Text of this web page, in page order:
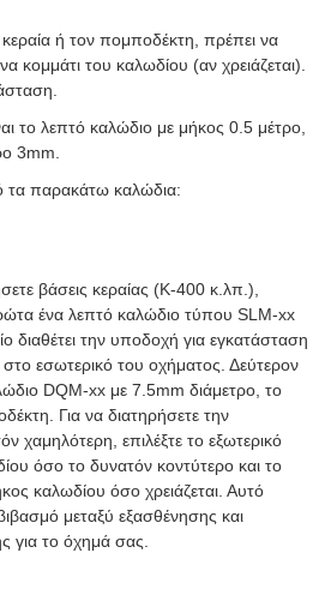
ή τον πομποδέκτη, πρέπει να
κομμάτι του καλωδίου (αν χρειάζεται).
το λεπτό καλώδιο με μήκος 0.5 μέτρο,
3mm.
τα παρακάτω καλώδια:
βάσεις κεραίας (K-400 κ.λπ.),
ένα λεπτό καλώδιο τύπου SLM-xx
διαθέτει την υποδοχή για εγκατάσταση
εσωτερικό του οχήματος. Δεύτερον
DQM-xx με 7.5mm διάμετρο, το
Για να διατηρήσετε την
χαμηλότερη, επιλέξτε το εξωτερικό
όσο το δυνατόν κοντύτερο και το
καλωδίου όσο χρειάζεται. Αυτό
μεταξύ εξασθένησης και
για το όχημά σας.